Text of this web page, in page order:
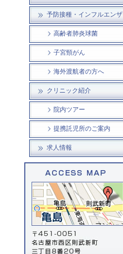
予防接種・インフルエンザ
高齢者肺炎球菌
子宮頸がん
海外渡航者の方へ
クリニック紹介
院内ツアー
提携託児所のご案内
求人情報